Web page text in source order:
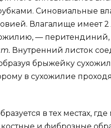
Синовиальные
Влагалище имеет 2
— перитендиний,
Внутренний листок
брыжейку
в сухожилие
в тех местах,
и фиброзные